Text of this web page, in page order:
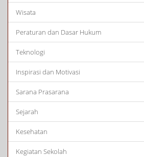
Wisata
Peraturan dan Dasar Hukum
Teknologi
Inspirasi dan Motivasi
Sarana Prasarana
Sejarah
Kesehatan
Kegiatan Sekolah